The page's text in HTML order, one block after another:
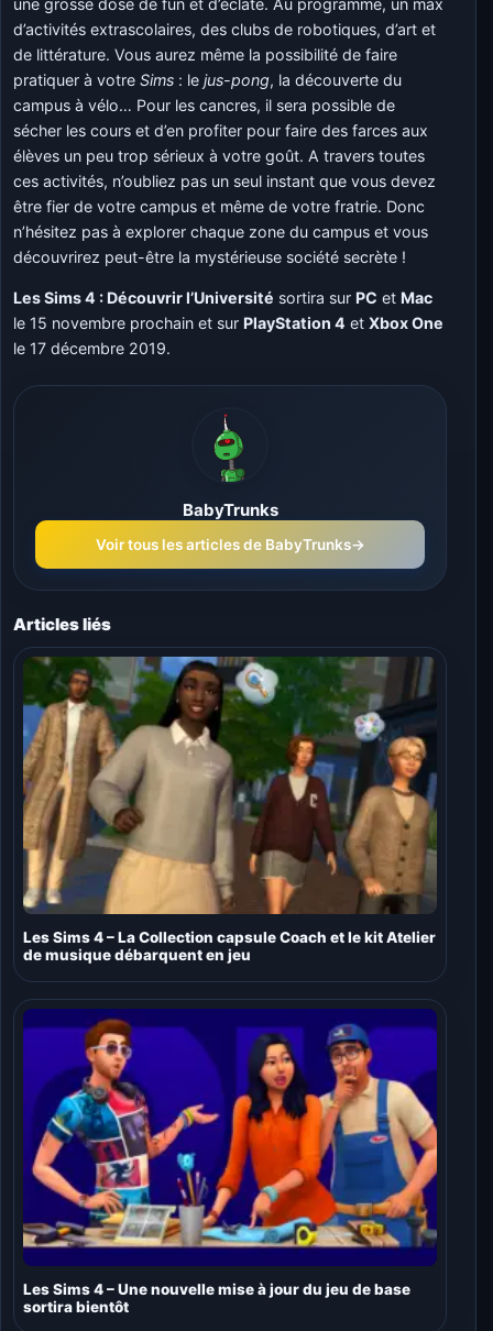
d’activités extrascolaires, des clubs de robotiques, d’art et
de littérature. Vous aurez même la possibilité de faire
pratiquer à votreSims : lejus-pong, la découverte du
campus à vélo… Pour les cancres, il sera possible de
sécher les cours et d’en profiter pour faire des farces aux
élèves un peu trop sérieux à votre goût. A travers toutes
ces activités, n’oubliez pas un seul instant que vous devez
être fier de votre campus et même de votre fratrie. Donc
n’hésitez pas à explorer chaque zone du campus et vous
découvrirez peut-être la mystérieuse société secrète !
Les Sims 4 : Découvrir l’Université sortira sur PC et Mac
le 15 novembre prochain et sur PlayStation 4 etXbox One
le 17 décembre 2019.
BabyTrunks
Voir tous les articles de BabyTrunks→
Articles liés
Les Sims 4 – La Collection capsule Coach et le kit Atelier
de musique débarquent en jeu
Les Sims 4 – Une nouvelle mise à jour du jeu de base
sortira bientôt